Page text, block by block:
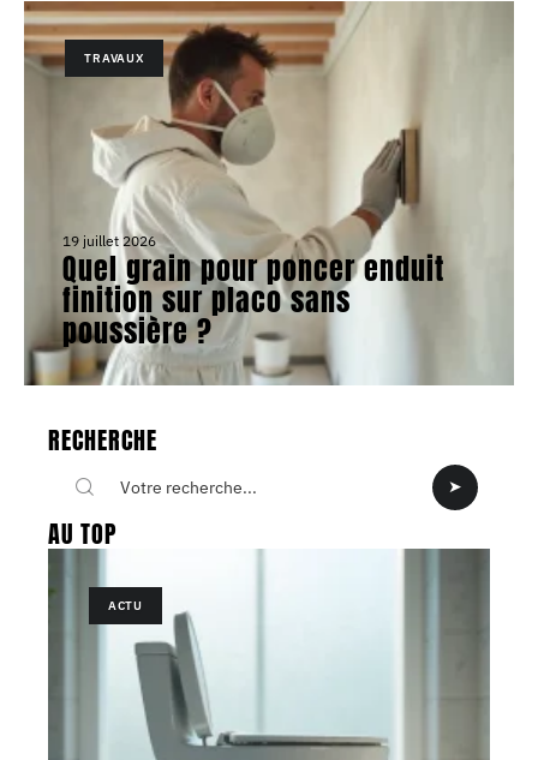
TRAVAUX
19 juillet 2026
Quel grain pour poncer enduit
finition sur placo sans
poussière ?
RECHERCHE
AU TOP
ACTU